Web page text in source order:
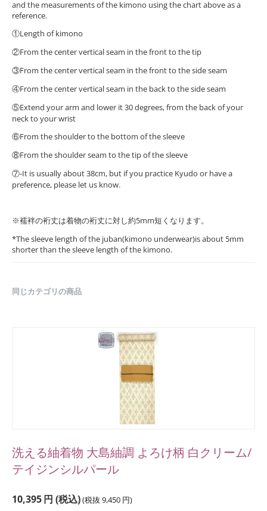
and the measurements of the kimono using the chart above as a
reference.
①Length of kimono
②From the center vertical seam in the front to the tip
③From the center vertical seam in the front to the side seam
④From the center vertical seam in the back to the side seam
⑤Extend your arm and lower it 30 degrees, from the back of your
neck to your wrist
⑥From the shoulder to the bottom of the sleeve
⑧From the shoulder seam to the tip of the sleeve
⑦-It is usually about 38cm, but if you practice Kyudo or have a
preference, please let us know.
※襦袢の裄丈は着物の裄丈に対し約5mm短くなります。
*The sleeve length of the juban(kimono underwear)is about 5mm
shorter than the sleeve length of the kimono.
同じカテゴリの商品
洗える紬着物 大島紬調 よろけ柄 白クリーム/
テイジンシルパール
10,395円 (税込)(税抜 9,450 円)